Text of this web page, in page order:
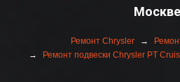
Москве
Ремонт Chrysler
Ремонт подвески Chrysler PT